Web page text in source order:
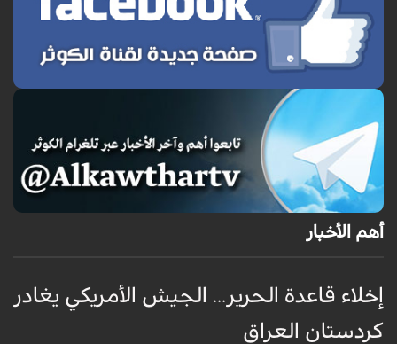
أهم الأخبار
إخلاء قاعدة الحرير... الجيش الأمريكي يغادر
كردستان العراق